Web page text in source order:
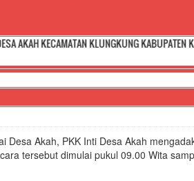
KLUNGKUNG KABUPATEN KLUNGKUNG
Desa Akah, PKK Inti Desa Akah
tersebut dimulai pukul 09.00 Wita